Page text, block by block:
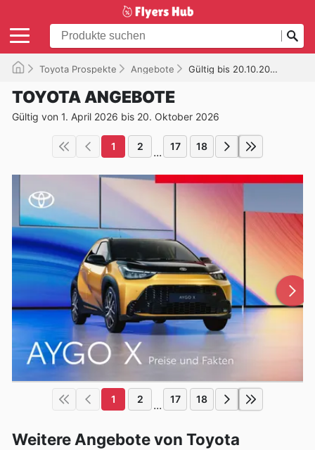
Toyota Prospekte Angebote Gültig bis 20.10.2026
TOYOTA ANGEBOTE
Gültig von 1. April 2026 bis 20. Oktober 2026
1 2 ... 17 18
1 2 ... 17 18
Weitere Angebote von Toyota